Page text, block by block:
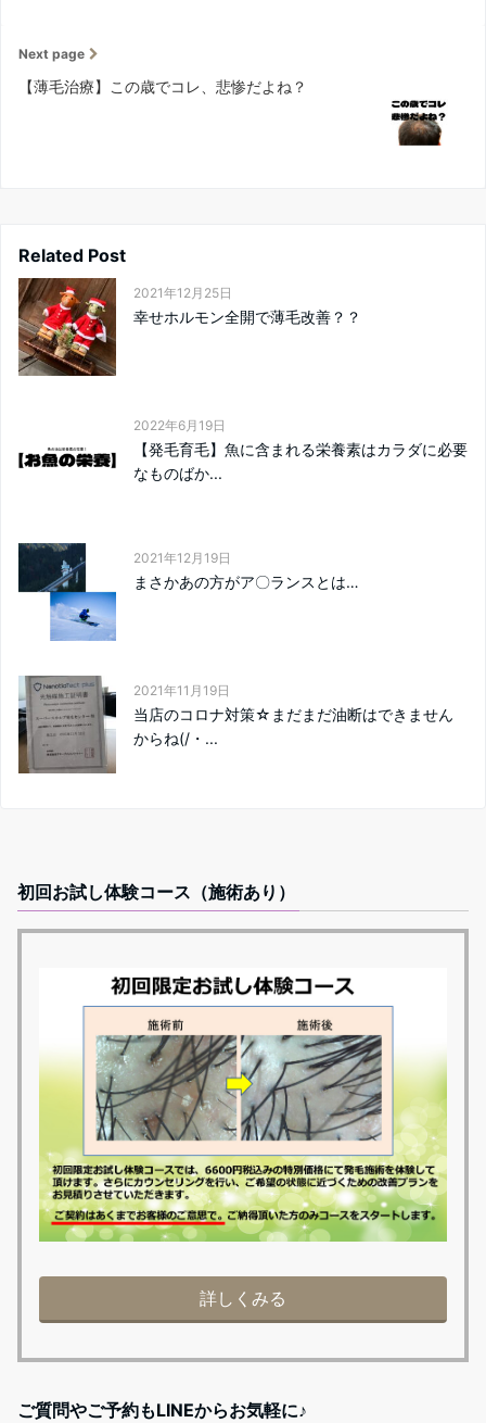
Next page
【薄毛治療】この歳でコレ、悲惨だよね？
Related Post
2021年12月25日
幸せホルモン全開で薄毛改善？？
2022年6月19日
【発毛育毛】魚に含まれる栄養素はカラダに必要
なものばか...
2021年12月19日
まさかあの方がア〇ランスとは…
2021年11月19日
当店のコロナ対策☆まだまだ油断はできません
からね(/・...
初回お試し体験コース（施術あり）
詳しくみる
ご質問やご予約もLINEからお気軽に♪